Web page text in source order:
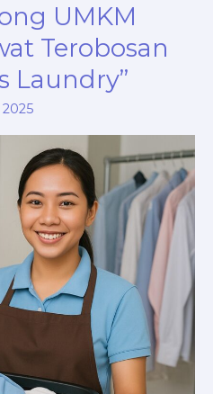
UMKM
Terobosan
Laundry”
2025